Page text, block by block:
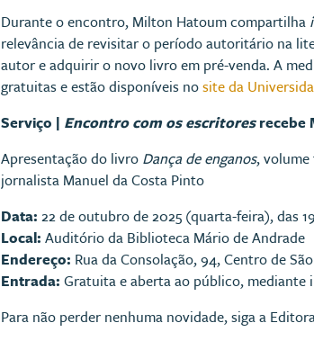
Durante o encontro, Milton Hatoum compartilha
relevância de revisitar o período autoritário na
autor e adquirir o novo livro em pré-venda. A
gratuitas e estão disponíveis nosite da
Serviço | Encontro com os escritoresrecebe
Apresentação do livro Dança de enganos,
jornalista Manuel da Costa Pinto
Data: 22 de outubro de 2025 (quarta-feira), das
Local: Auditório da Biblioteca Mário de Andrade
Endereço: Rua da Consolação, 94, Centro de
Entrada: Gratuita e aberta ao público, mediante
Para não perder nenhuma novidade, siga a